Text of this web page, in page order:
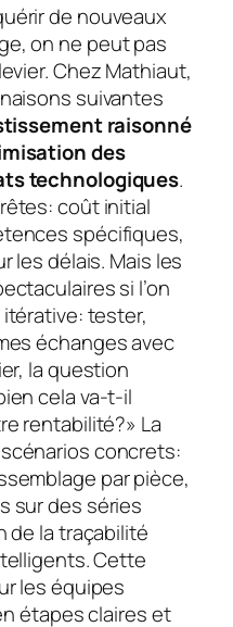
de nouveaux
on ne peut pas
Chez Mathiaut,
suivantes
raisonné
des
technologiques.
coût initial
spécifiques,
les délais. Mais les
si l’on
tester,
échanges avec
la question
cela va-t-il
rentabilité?» La
concrets:
par pièce,
sur des séries
de la traçabilité
Cette
les équipes
étapes claires et